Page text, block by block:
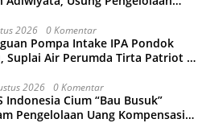
2026 0 Komentar
Pompa Intake IPA Pondok
Suplai Air Perumda Tirta Patriot di
2026 0 Komentar
Indonesia Cium “Bau Busuk”
Pengelolaan Uang Kompensasi